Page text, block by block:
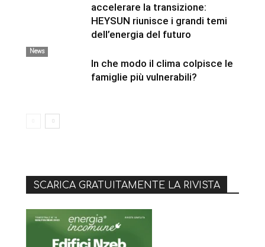
accelerare la transizione:
HEYSUN riunisce i grandi temi
dell’energia del futuro
News
In che modo il clima colpisce le
famiglie più vulnerabili?
SCARICA GRATUITAMENTE LA RIVISTA